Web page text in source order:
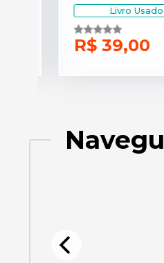
Livro Usado
R$ 39,00